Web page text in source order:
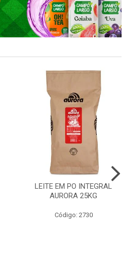
LEITE EM PO INTEGRAL
AURORA 25KG
Código: 2730